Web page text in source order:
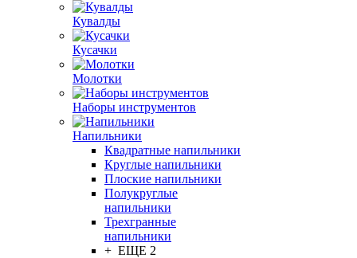
Кувалды
Кусачки
Молотки
Наборы инструментов
Напильники
Квадратные напильники
Круглые напильники
Плоские напильники
Полукруглые
напильники
Трехгранные
напильники
+ ЕЩЕ 2